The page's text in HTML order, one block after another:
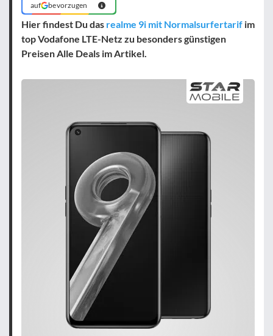
auf bevorzugen
Hier findest Du das realme 9i mit Normalsurfertarif im
top Vodafone LTE-Netz zu besonders günstigen
Preisen Alle Deals im Artikel.